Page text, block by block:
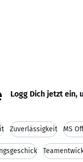
Logg Dich jetzt ein,
Zuverlässigkeit MS